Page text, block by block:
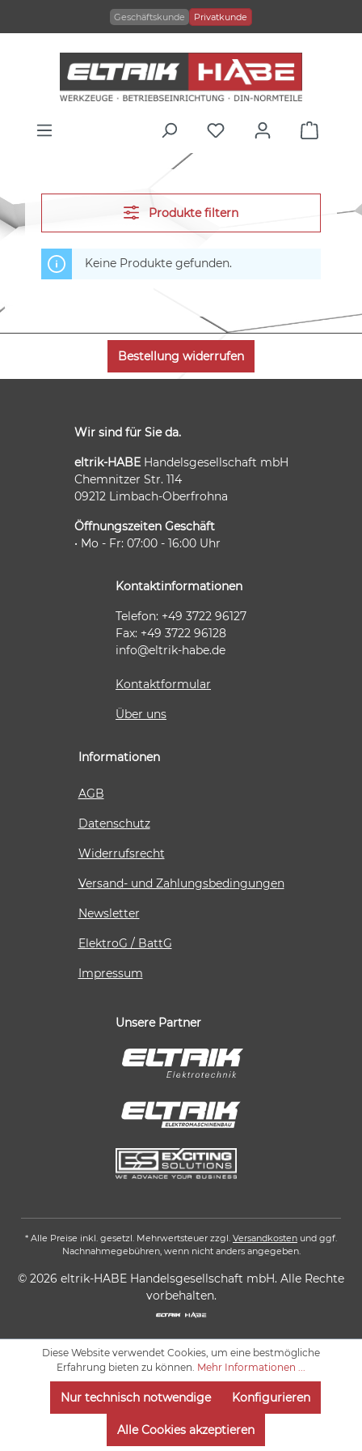
Geschäftskunde Privatkunde
Produkte filtern
Keine Produkte gefunden.
Bestellung widerrufen
Wir sind für Sie da.
eltrik-HABEHandelsgesellschaft mbH
Chemnitzer Str. 114
09212 Limbach-Oberfrohna
Öffnungszeiten Geschäft
• Mo - Fr: 07:00 - 16:00 Uhr
Kontaktinformationen
Telefon: +49 3722 96127
Fax: +49 3722 96128
info@eltrik-habe.de
Kontaktformular
Über uns
Informationen
AGB
Datenschutz
Widerrufsrecht
Versand- und Zahlungsbedingungen
Newsletter
ElektroG / BattG
Impressum
Unsere Partner
* Alle Preise inkl. gesetzl. Mehrwertsteuer zzgl. Versandkosten und ggf.
Nachnahmegebühren, wenn nicht anders angegeben.
© 2026 eltrik-HABE Handelsgesellschaft mbH. Alle Rechte
vorbehalten.
Diese Website verwendet Cookies, um eine bestmögliche
Erfahrung bieten zu können. Mehr Informationen ...
Nur technisch notwendige Konfigurieren
Alle Cookies akzeptieren